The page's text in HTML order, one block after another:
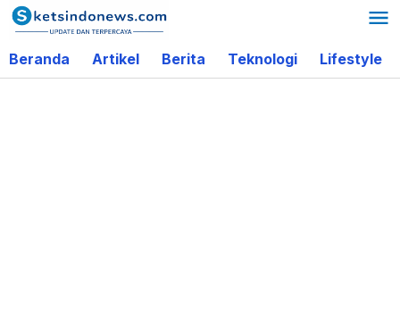
Lewati
ke
konten
Beranda Artikel Berita Teknologi Lifestyle